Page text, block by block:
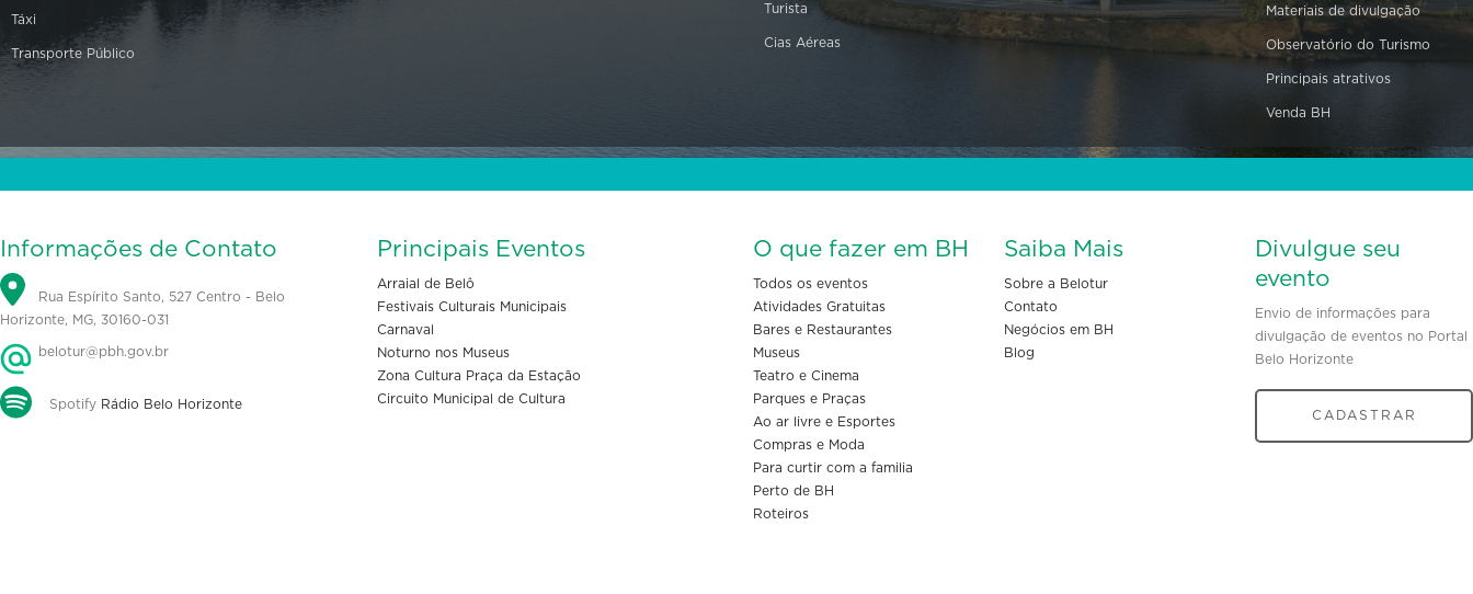
Táxi
Transporte Público
Turista
Cias Aéreas
Materiais de divulgação
Observatório do Turismo
Principais atrativos
Venda BH
Informações de Contato
Rua Espírito Santo, 527 Centro - Belo
Horizonte, MG, 30160-031
belotur@pbh.gov.br
Spotify Rádio Belo Horizonte
Principais Eventos
Arraial de Belô
Festivais Culturais Municipais
Carnaval
Noturno nos Museus
Zona Cultura Praça da Estação
Circuito Municipal de Cultura
O que fazer em BH
Todos os eventos
Atividades Gratuitas
Bares e Restaurantes
Museus
Teatro e Cinema
Parques e Praças
Ao ar livre e Esportes
Compras e Moda
Para curtir com a familia
Perto de BH
Roteiros
Saiba Mais
Sobre a Belotur
Contato
Negócios em BH
Blog
Divulgue seu
evento
Envio de informações para
divulgação de eventos no Portal
Belo Horizonte
CADASTRAR